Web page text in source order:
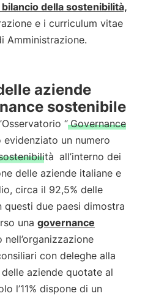
bilancio della sostenibilità,
e i curriculum vitae
Amministrazione.
aziende
sostenibile
“ Governance
evidenziato un numero
all’interno dei
delle aziende italiane e
circa il 92,5% delle
due paesi dimostra
una governance
con deleghe alla
aziende quotate al
l’11% dispone di un